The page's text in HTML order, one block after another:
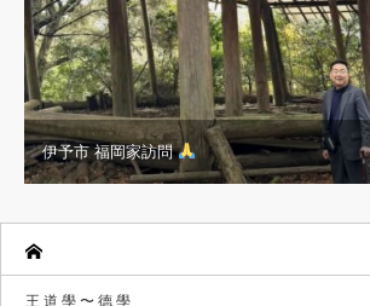
伊予市 福岡家訪問
王 道 學 〜 德 學